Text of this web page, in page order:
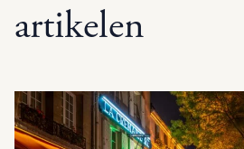
artikelen